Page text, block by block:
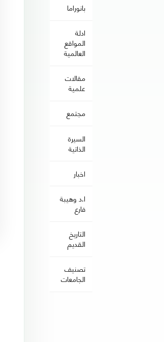
بانوراما
ادلة
المواقع
العالمية
مقالات
علمية
مجتمع
السيرة
الذاتية
اخبار
ا.د وهيبة
فارع
التاريخ
القديم
تصنيف
الجامعات